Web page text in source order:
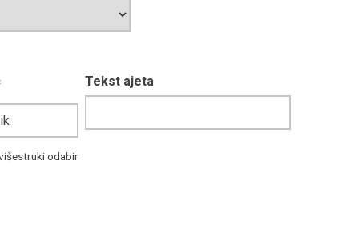
odabir
Tekst ajeta